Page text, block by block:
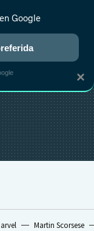
RANKINGS CINE
Martin Scorsese
×
Google